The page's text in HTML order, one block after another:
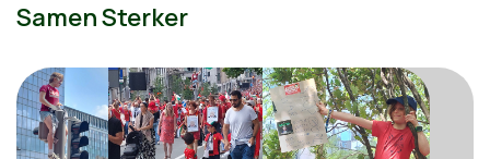
Samen Sterker